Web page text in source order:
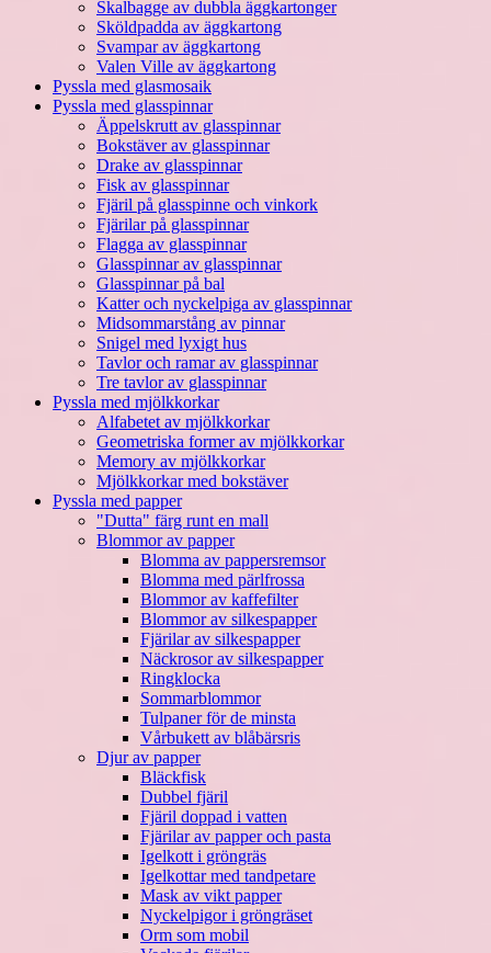
Skalbagge av dubbla äggkartonger
Sköldpadda av äggkartong
Svampar av äggkartong
Valen Ville av äggkartong
Pyssla med glasmosaik
Pyssla med glasspinnar
Äppelskrutt av glasspinnar
Bokstäver av glasspinnar
Drake av glasspinnar
Fisk av glasspinnar
Fjäril på glasspinne och vinkork
Fjärilar på glasspinnar
Flagga av glasspinnar
Glasspinnar av glasspinnar
Glasspinnar på bal
Katter och nyckelpiga av glasspinnar
Midsommarstång av pinnar
Snigel med lyxigt hus
Tavlor och ramar av glasspinnar
Tre tavlor av glasspinnar
Pyssla med mjölkkorkar
Alfabetet av mjölkkorkar
Geometriska former av mjölkkorkar
Memory av mjölkkorkar
Mjölkkorkar med bokstäver
Pyssla med papper
"Dutta" färg runt en mall
Blommor av papper
Blomma av pappersremsor
Blomma med pärlfrossa
Blommor av kaffefilter
Blommor av silkespapper
Fjärilar av silkespapper
Näckrosor av silkespapper
Ringklocka
Sommarblommor
Tulpaner för de minsta
Vårbukett av blåbärsris
Djur av papper
Bläckfisk
Dubbel fjäril
Fjäril doppad i vatten
Fjärilar av papper och pasta
Igelkott i gröngräs
Igelkottar med tandpetare
Mask av vikt papper
Nyckelpigor i gröngräset
Orm som mobil